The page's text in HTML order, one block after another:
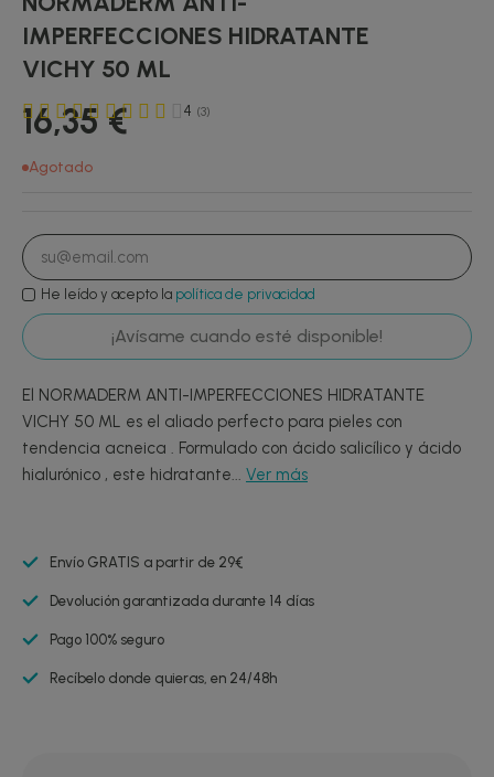
IMPERFECCIONES HIDRATANTE
VICHY 50 ML
16,35 € 4 (3)
Agotado
He leído y acepto la política de privacidad
¡Avísame cuando esté disponible!
El NORMADERM ANTI-IMPERFECCIONES HIDRATANTE
VICHY 50 ML es el aliado perfecto para pieles con
tendencia acneica . Formulado con ácido salicílico y ácido
hialurónico , este hidratante... Ver más
Envío GRATIS a partir de 29€
Devolución garantizada durante 14 días
Pago 100% seguro
Recíbelo donde quieras, en 24/48h